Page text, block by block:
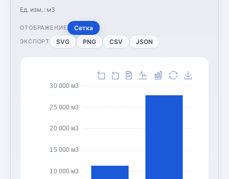
Ед. изм.: м3
ОТОБРАЖЕНИЕ Сетка
ЭКСПОРТ SVG PNG CSV JSON
10 000 м3
15 000 м3
20 000 м3
25 000 м3
30 000 м3